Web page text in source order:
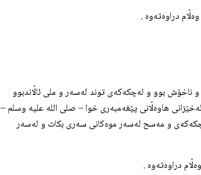
دراوه‌ته‌وه‌ .
ناخۆش بوو و له‌چكه‌كه‌ی توند له‌سه‌ر و ملی ئاڵاندبوو
هاوه‌ڵانی پێغه‌مبه‌ری خوا – صلی الله علیه وسلم –
و مه‌سح له‌سه‌ر موه‌كانی سه‌ری بكات و له‌سه‌ر
دراوه‌ته‌وه‌ .